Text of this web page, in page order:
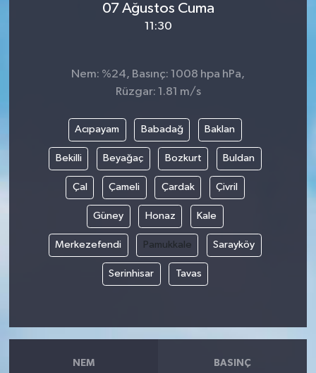
07 Ağustos Cuma
11:30
Nem: %24, Basınç: 1008 hpa hPa,
Rüzgar: 1.81 m/s
Acıpayam Babadağ Baklan
Bekilli Beyağaç Bozkurt Buldan
Çal Çameli Çardak Çivril
Güney Honaz Kale
Merkezefendi Pamukkale Sarayköy
Serinhisar Tavas
NEM BASINÇ